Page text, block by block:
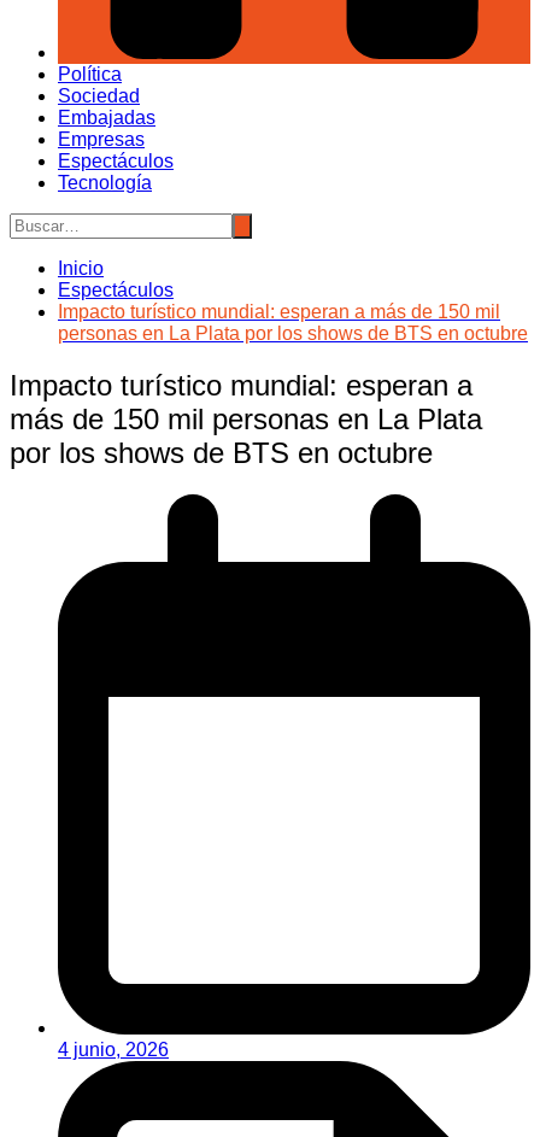
Política
Sociedad
Embajadas
Empresas
Espectáculos
Tecnología
Inicio
Espectáculos
Impacto turístico mundial: esperan a más de 150 mil
personas en La Plata por los shows de BTS en octubre
Impacto turístico mundial: esperan a
más de 150 mil personas en La Plata
por los shows de BTS en octubre
4 junio, 2026